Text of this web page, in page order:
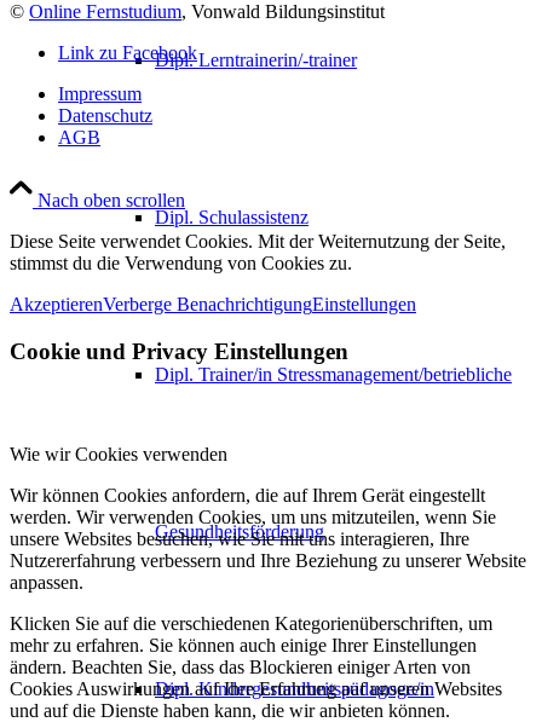
Dipl. Lerntrainerin/-trainer
Dipl. Schulassistenz
Dipl. Trainer/in Stressmanagement/betriebliche
Gesundheitsförderung
Dipl. Kindergesundheitspädagoge/in
© Online Fernstudium, Vonwald Bildungsinstitut
Link zu Facebook
Impressum
Datenschutz
AGB
Nach oben scrollen
Diese Seite verwendet Cookies. Mit der Weiternutzung der Seite,
stimmst du die Verwendung von Cookies zu.
AkzeptierenVerberge BenachrichtigungEinstellungen
Cookie und Privacy Einstellungen
Wie wir Cookies verwenden
Wir können Cookies anfordern, die auf Ihrem Gerät eingestellt
werden. Wir verwenden Cookies, um uns mitzuteilen, wenn Sie
unsere Websites besuchen, wie Sie mit uns interagieren, Ihre
Nutzererfahrung verbessern und Ihre Beziehung zu unserer Website
anpassen.
Klicken Sie auf die verschiedenen Kategorienüberschriften, um
mehr zu erfahren. Sie können auch einige Ihrer Einstellungen
ändern. Beachten Sie, dass das Blockieren einiger Arten von
Cookies Auswirkungen auf Ihre Erfahrung auf unseren Websites
und auf die Dienste haben kann, die wir anbieten können.